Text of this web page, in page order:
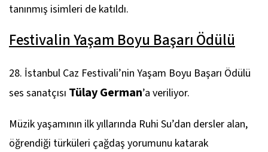
tanınmış isimleri de katıldı.
Festivalin Yaşam Boyu Başarı Ödülü
28. İstanbul Caz Festivali’nin Yaşam Boyu Başarı Ödülü
ses sanatçısı Tülay German’a veriliyor.
Müzik yaşamının ilk yıllarında Ruhi Su’dan dersler alan,
öğrendiği türküleri çağdaş yorumunu katarak